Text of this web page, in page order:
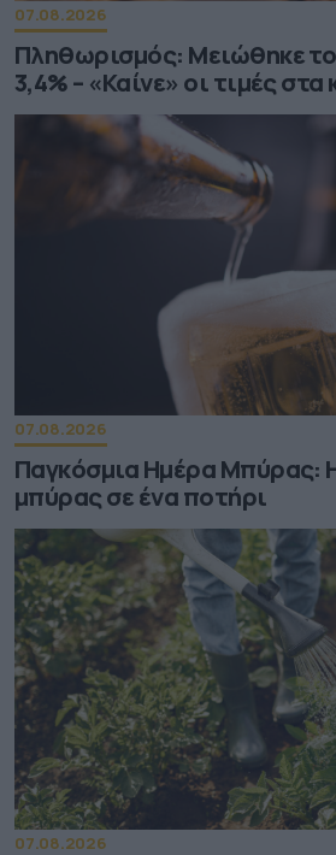
07.08.2026
Πληθωρισμός: Μειώθηκε
3,4% – «Καίνε» οι τιμές στα
07.08.2026
Παγκόσμια Ημέρα Μπύρας:
μπύρας σε ένα ποτήρι
07.08.2026